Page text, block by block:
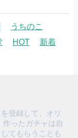
うちのこ
HOT 新着
登録して、オリ
ったガチャは自
てもらうことも